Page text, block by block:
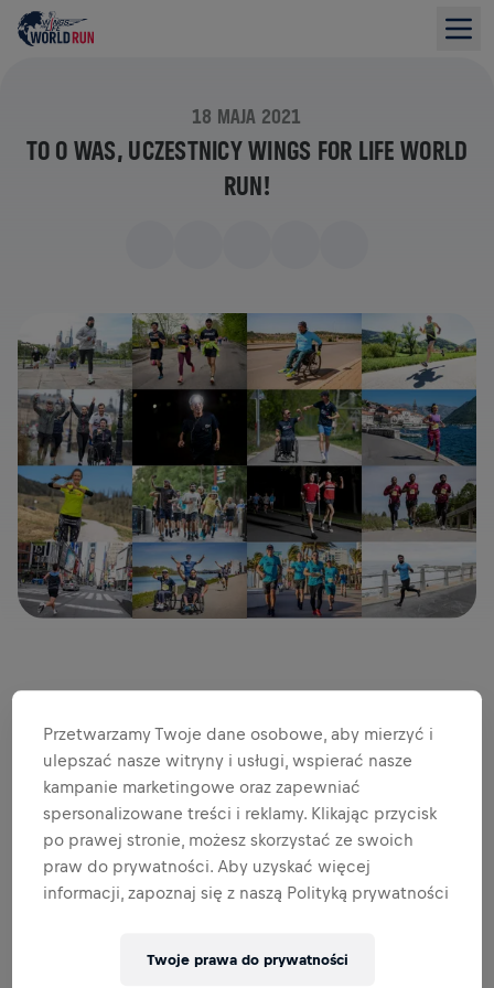
18 MAJA 2021
TO O WAS, UCZESTNICY WINGS FOR LIFE WORLD
RUN!
maja powoli opada. Czas jeszcze raz uczcić Wasz udział –
uczestników Wings for Life World Run. Każdej ze 184 236
osób, z których każda miała udział w pobiciu niezwykłego
rekordu. Razem przebiegliśmy, przejechaliśmy, przeszliśmy,
czy przetruchtaliśmy do historii tworząc największy bieg
w dziejach!
Biegliście w upale(pozdrowienia dla Grecji!), w deszczu
(uściski dla Gruzji!)a nawet przy opadach śniegu
pobiegł nawet bez internetu, bez włączenia Aplikacji –
Przetwarzamy Twoje dane osobowe, aby mierzyć i
ulepszać nasze witryny i usługi, wspierać nasze
kampanie marketingowe oraz zapewniać
spersonalizowane treści i reklamy. Klikając przycisk
po prawej stronie, możesz skorzystać ze swoich
praw do prywatności. Aby uzyskać więcej
informacji, zapoznaj się z naszą Polityką prywatności
Twoje prawa do prywatności